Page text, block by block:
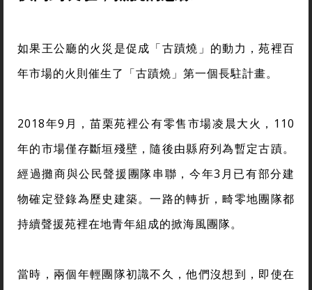
如果王公廳的火災是促成「古蹟燒」的動力，苑裡百
年市場的火則催生了「古蹟燒」第一個長駐計畫。
2018年9月，苗栗苑裡公有零售市場凌晨大火，110
年的市場僅存斷垣殘壁，隨後由縣府列為暫定古蹟。
經過攤商與公民聲援團隊串聯，今年3月已有部分建
物確定登錄為歷史建築。一路的轉折，畸零地團隊都
持續聲援苑裡在地青年組成的掀海風團隊。
當時，兩個年輕團隊初識不久，他們沒想到，即使在